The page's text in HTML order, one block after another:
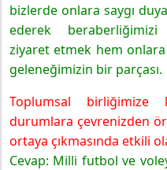
bizlerde onlara saygı
ederek beraberliğimizi
ziyaret etmek hem onlara
geleneğimizin bir parçası.
Toplumsal
durumlara çevrenizden
ortaya çıkmasında etkili
Cevap: Milli futbol ve